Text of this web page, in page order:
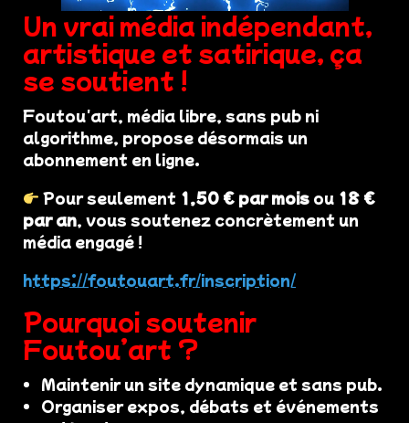
Un vrai média indépendant,
artistique et satirique, ça
se soutient !
Foutou'art, média libre, sans pub ni
algorithme, propose désormais un
abonnement en ligne.
Pour seulement 1,50 € par mois ou 18 €
par an, vous soutenez concrètement un
média engagé !
https://foutouart.fr/inscription/
Pourquoi soutenir
Foutou’art ?
Maintenir un site dynamique et sans pub.
Organiser expos, débats et événements